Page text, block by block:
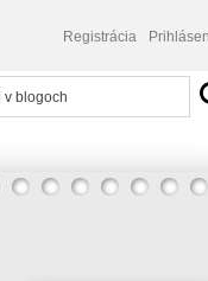
Registrácia